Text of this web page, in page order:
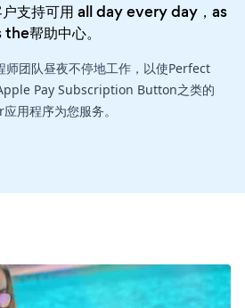
支持可用 all day every day，as
the帮助中心。
师团队昼夜不停地工作，以使Perfect
Pay Subscription Button之类的
用程序为您服务。